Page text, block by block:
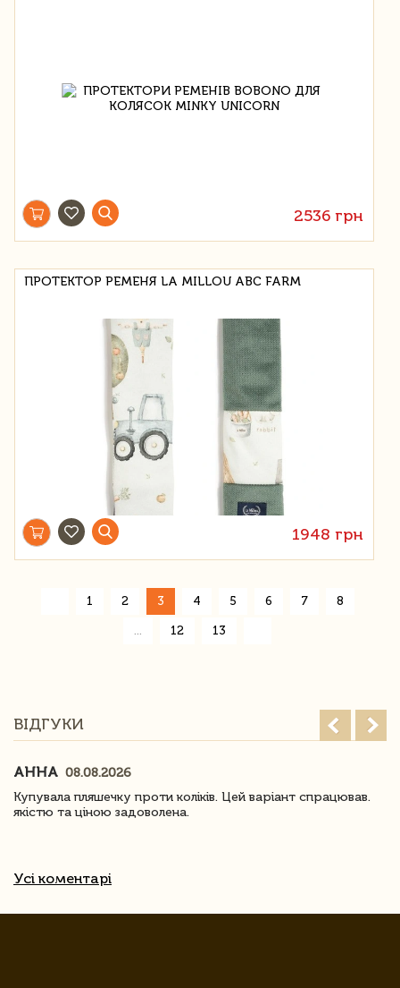
2536 грн
ПРОТЕКТОР РЕМЕНЯ LA MILLOU ABC FARM
1948 грн
1 2 3 4 5 6 7 8
12 13
ВІДГУКИ
АННА 08.08.2026
Купувала пляшечку проти коліків. Цей варіант спрацював.
якістю та ціною задоволена.
Усі коментарі